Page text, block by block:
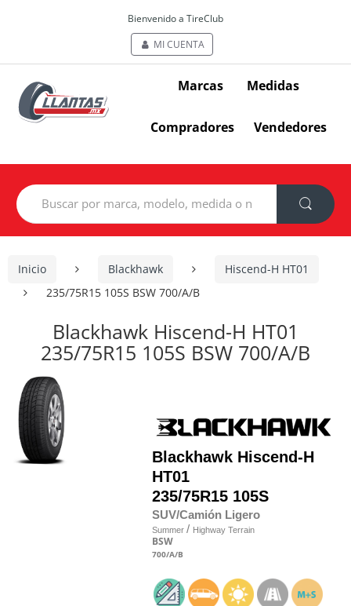
Bienvenido a TireClub
MI CUENTA
Marcas Medidas
Compradores Vendedores
Search
for:
Inicio Blackhawk
Hiscend-H HT01
235/75R15 105S BSW 700/A/B
Blackhawk Hiscend-H HT01
235/75R15 105S BSW 700/A/B
Blackhawk Hiscend-H
HT01
235/75R15 105S
SUV/Camión Ligero
Summer / Highway Terrain
BSW
700/A/B